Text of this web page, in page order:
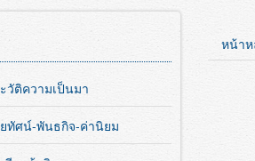
วัติความเป็นมา
ทัศน์-พันธกิจ-ค่านิยม
หน้า